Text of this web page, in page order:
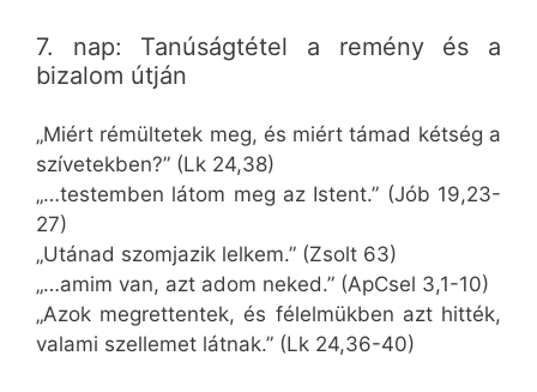
7. nap: Tanúságtétel a remény és a
bizalom útján
„Miért rémültetek meg, és miért támad kétség a
szívetekben?” (Lk 24,38)
„…testemben látom meg az Istent.” (Jób 19,23-
27)
„Utánad szomjazik lelkem.” (Zsolt 63)
„…amim van, azt adom neked.” (ApCsel 3,1-10)
„Azok megrettentek, és félelmükben azt hitték,
valami szellemet látnak.” (Lk 24,36-40)